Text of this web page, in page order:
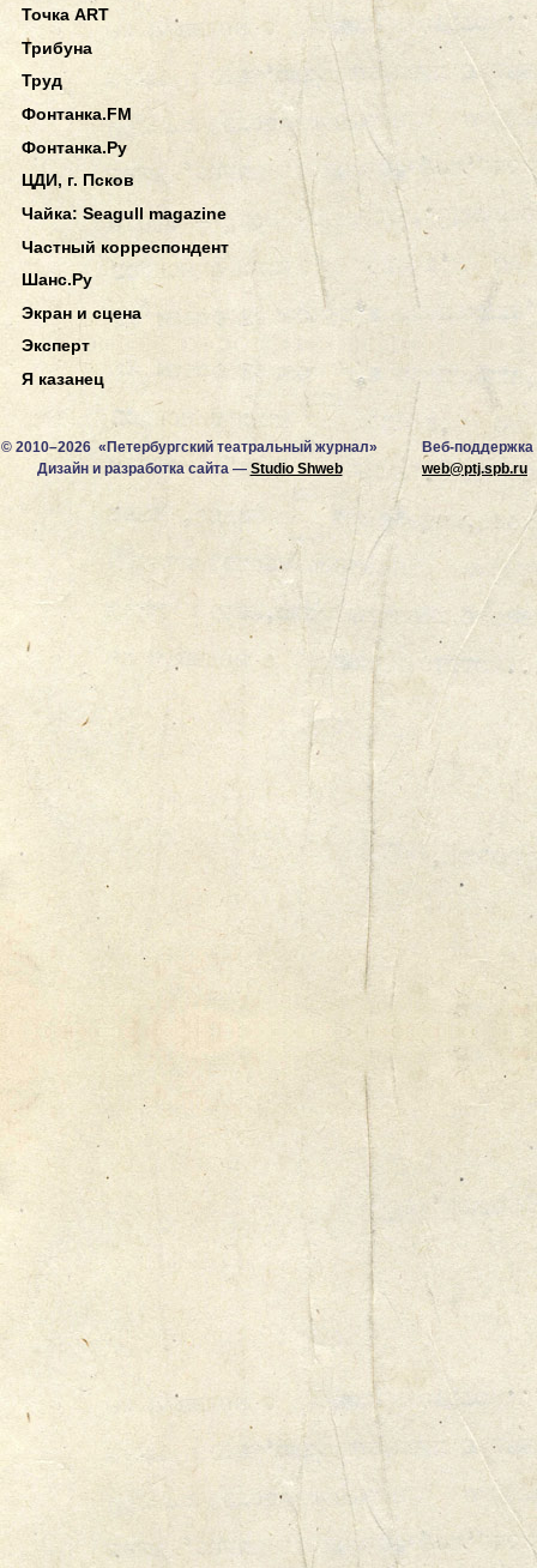
Точка ART
Трибуна
Труд
Фонтанка.FM
Фонтанка.Ру
ЦДИ, г. Псков
Чайка: Seagull magazine
Частный корреспондент
Шанс.Ру
Экран и сцена
Эксперт
Я казанец
© 2010–2026 «Петербургский театральный журнал»
Дизайн и разработка сайта — Studio Shweb
Веб-поддержка
web@ptj.spb.ru